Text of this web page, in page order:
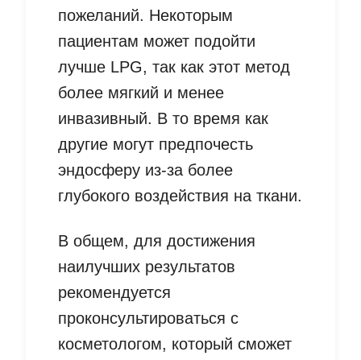
пожеланий. Некоторым
пациентам может подойти
лучше LPG, так как этот метод
более мягкий и менее
инвазивный. В то время как
другие могут предпочесть
эндосферу из-за более
глубокого воздействия на ткани.
В общем, для достижения
наилучших результатов
рекомендуется
проконсультироваться с
косметологом, который сможет